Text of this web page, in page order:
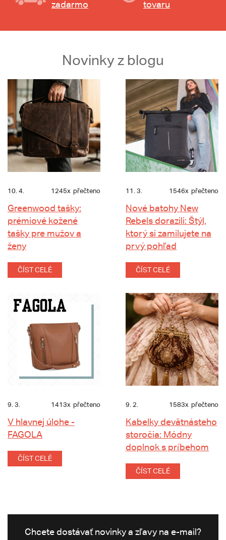
zadarmo tovaru
Novinky z blogu
10. 4. 1245x přečteno
Greenwood tašky:
prémiové kožené
tašky pre mužov a
ženy
ČÍST CELÉ
11. 3. 1546x přečteno
Nové batohy New
Rebels dorazili: Štýl,
ktorý si zamilujete na
prvý pohľad
ČÍST CELÉ
9. 3. 1413x přečteno
V hlavnej úlohe -
FAGOLA
ČÍST CELÉ
9. 2. 1583x přečteno
Kabelky devätnásteho
storočia: Módny
doplnok s príbehom
ČÍST CELÉ
Chcete dostávať novinky a zľavy na e-mail?